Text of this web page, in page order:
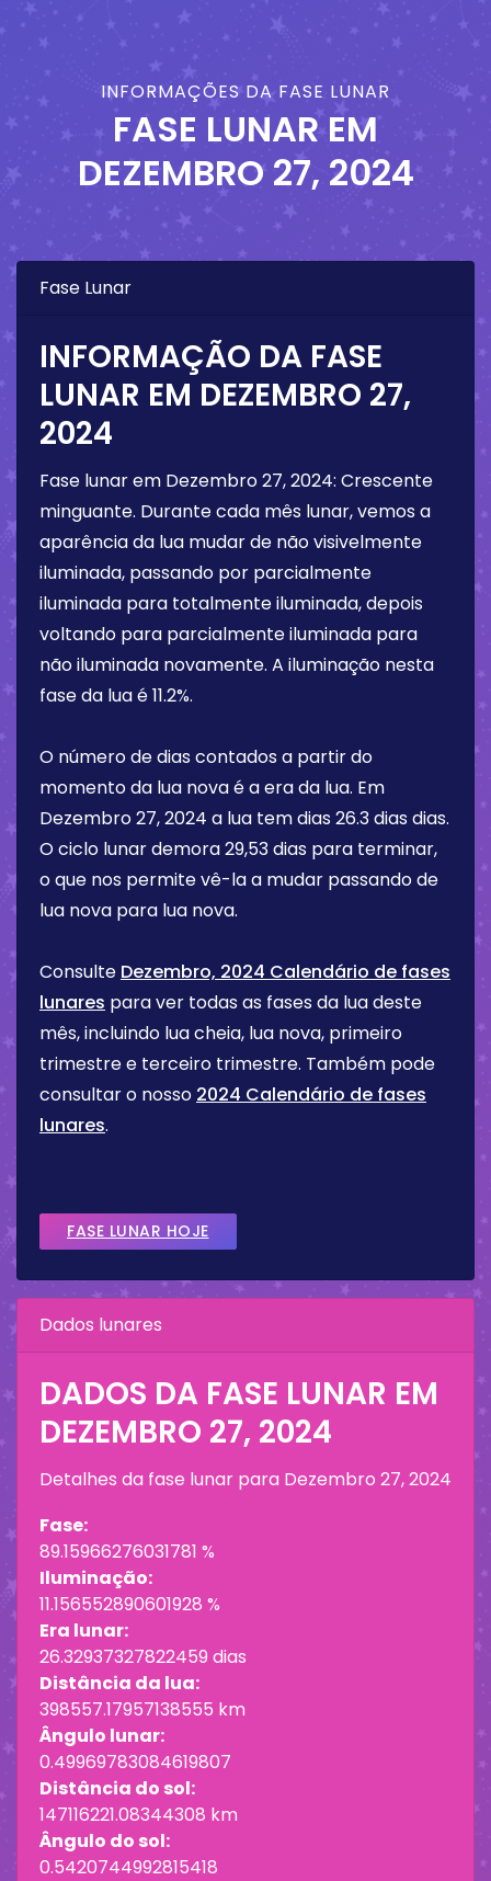
INFORMAÇÕES DA FASE LUNAR
FASE LUNAR EM
DEZEMBRO 27, 2024
Fase Lunar
INFORMAÇÃO DA FASE
LUNAR EM DEZEMBRO 27,
2024
Fase lunar em Dezembro 27, 2024: Crescente
minguante. Durante cada mês lunar, vemos a
aparência da lua mudar de não visivelmente
iluminada, passando por parcialmente
iluminada para totalmente iluminada, depois
voltando para parcialmente iluminada para
não iluminada novamente. A iluminação nesta
fase da lua é11.2%.
O número de dias contados a partir do
momento da lua nova é a era da lua. Em
Dezembro 27, 2024 a lua tem dias 26.3 dias dias.
O ciclo lunar demora 29,53 dias para terminar,
o que nos permite vê-la a mudar passando de
lua nova para lua nova.
Consulte Dezembro, 2024 Calendário de fases
lunares para ver todas as fases da lua deste
mês, incluindo lua cheia, lua nova, primeiro
trimestre e terceiro trimestre. Também pode
consultar o nosso 2024 Calendário de fases
lunares.
FASE LUNAR HOJE
Dados lunares
DADOS DA FASE LUNAR EM
DEZEMBRO 27, 2024
Detalhes da fase lunar para Dezembro 27, 2024
Fase:
89.15966276031781 %
Iluminação:
11.156552890601928 %
Era lunar:
26.32937327822459 dias
Distância da lua:
398557.17957138555 km
Ângulo lunar:
0.49969783084619807
Distância do sol:
147116221.08344308 km
Ângulo do sol:
0.5420744992815418